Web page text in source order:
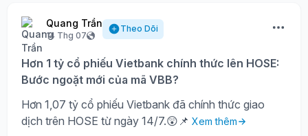
Quang Trần
14 Thg 07
Theo Dõi
Hơn 1 tỷ cổ phiếu Vietbank chính thức lên HOSE:
Bước ngoặt mới của mã VBB?
Hơn 1,07 tỷ cổ phiếu Vietbank đã chính thức giao
dịch trên HOSE từ ngày 14/7.😲📌 Xem thêm